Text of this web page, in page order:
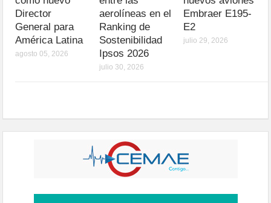
Director
General para
América Latina
agosto 05, 2026
aerolíneas en el
Ranking de
Sostenibilidad
Ipsos 2026
julio 30, 2026
Embraer E195-
E2
julio 29, 2026